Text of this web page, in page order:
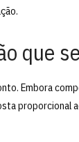
que
Embora